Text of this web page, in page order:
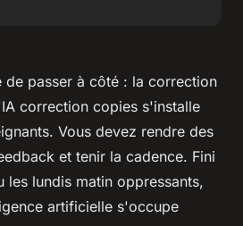
de passer à côté : la correction
correction copies s'installe
Vous devez rendre des
et tenir la cadence. Fini
les lundis matin oppressants,
artificielle s'occupe